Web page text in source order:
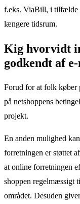
f.eks. ViaBill, i tilfælde
længere tidsrum.
Kig hvorvidt
godkendt af
Forud for at folk køber
på netshoppens
projekt.
En anden mulighed
forretningen er støttet
at online forretningen
shoppen regelmæssigt
området. Desuden